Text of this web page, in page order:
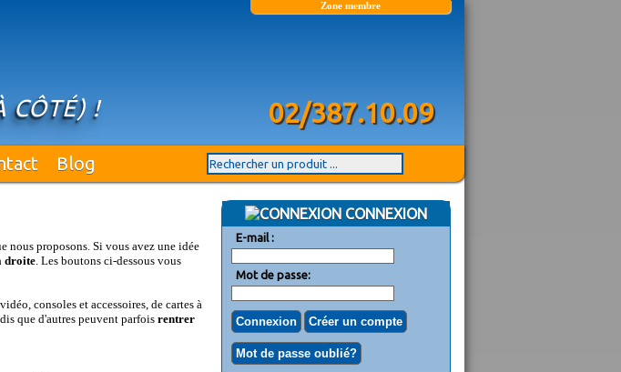
CÔTÉ) !
Zone membre
02/387.10.09
Blog
nous proposons. Si vous avez une idée
droite. Les boutons ci-dessous vous
consoles et accessoires, de cartes à
que d'autres peuvent parfois rentrer
CONNEXION
E-mail :
Mot de passe: